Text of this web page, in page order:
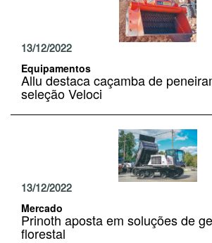
13/12/2022
Equipamentos
Allu destaca caçamba de
seleção Veloci
13/12/2022
Mercado
Prinoth aposta em soluções de
florestal